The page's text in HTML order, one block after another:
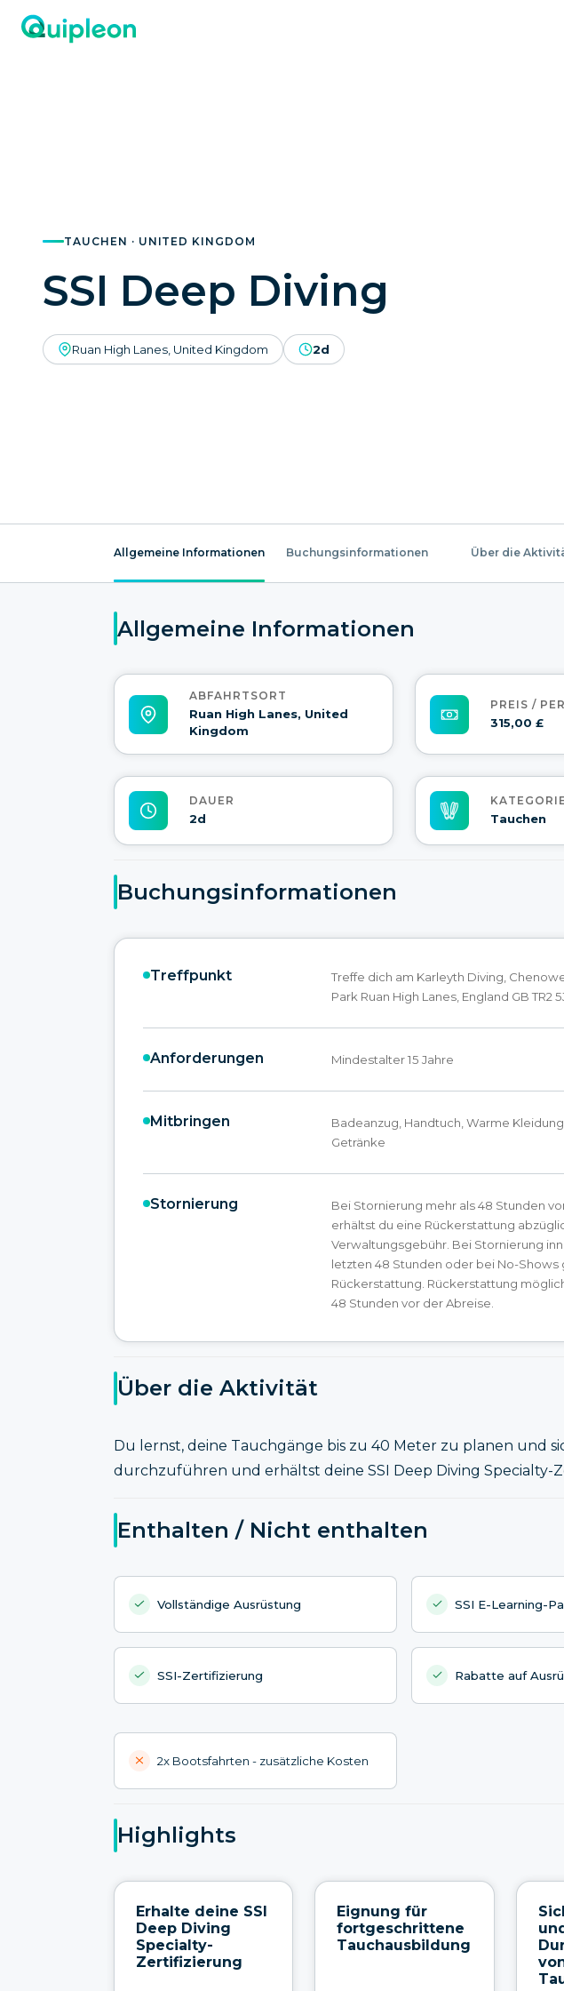
TAUCHEN · UNITED KINGDOM
SSI Deep Diving
Ruan High Lanes, United Kingdom 2d
Allgemeine Informationen Buchungsinformationen Über die
Allgemeine Informationen
ABFAHRTSORT
Ruan High Lanes, United
Kingdom
PREIS /
315,00 £
DAUER
2d Tauchen
Buchungsinformationen
Treffpunkt
Treffe dich am Karleyth Diving,
Park Ruan High Lanes, England GB TR2
Anforderungen Mindestalter 15 Jahre
Mitbringen
Badeanzug, Handtuch, Warme
Getränke
Stornierung
Bei Stornierung mehr als 48 Stunden
erhältst du eine Rückerstattung
Verwaltungsgebühr. Bei Stornierung
letzten 48 Stunden oder bei No-Shows
Rückerstattung. Rückerstattung
48 Stunden vor der Abreise.
Über die Aktivität
Du lernst, deine Tauchgänge bis zu 40 Meter zu planen und
durchzuführen und erhältst deine SSI Deep Diving Specialty-
Enthalten / Nicht enthalten
Vollständige Ausrüstung SSI E-Learning-
SSI-Zertifizierung Rabatte auf
2x Bootsfahrten - zusätzliche Kosten
Highlights
Erhalte deine SSI
Deep Diving
Specialty-
Zertifizierung
Eignung für
fortgeschrittene
Tauchausbildung